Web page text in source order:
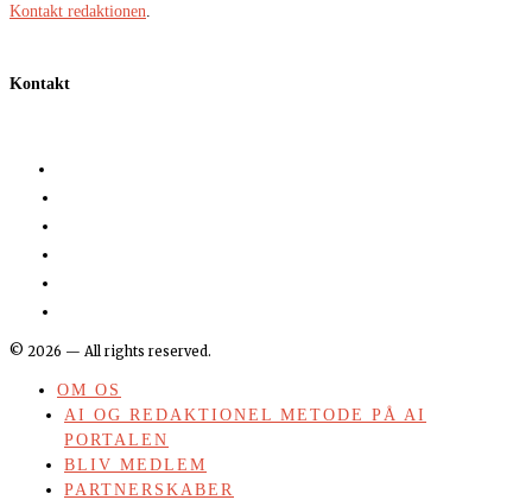
Kontakt redaktionen
Kontakt
© 2026 — All rights reserved.
OM OS
AI OG REDAKTIONEL METODE PÅ AI
PORTALEN
BLIV MEDLEM
PARTNERSKABER